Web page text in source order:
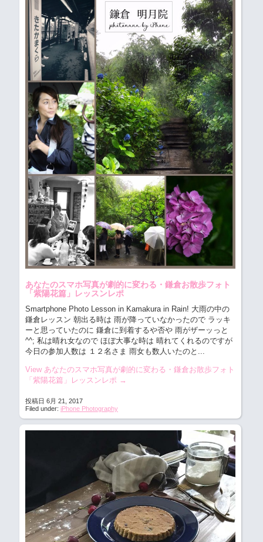
あなたのスマホ写真が劇的に変わる・鎌倉お散歩フォト
「紫陽花篇」レッスンレポ
Smartphone Photo Lesson in Kamakura in Rain! 大雨の中の
鎌倉レッスン 朝出る時は 雨が降っていなかったので ラッキ
ーと思っていたのに 鎌倉に到着するや否や 雨がザーッっと
^^; 私は晴れ女なので ほぼ大事な時は 晴れてくれるのですが
今日の参加人数は １２名さま 雨女も数人いたのと...
View あなたのスマホ写真が劇的に変わる・鎌倉お散歩フォト
「紫陽花篇」レッスンレポ →
投稿日 6月 21, 2017
Filed under: iPhone Photography